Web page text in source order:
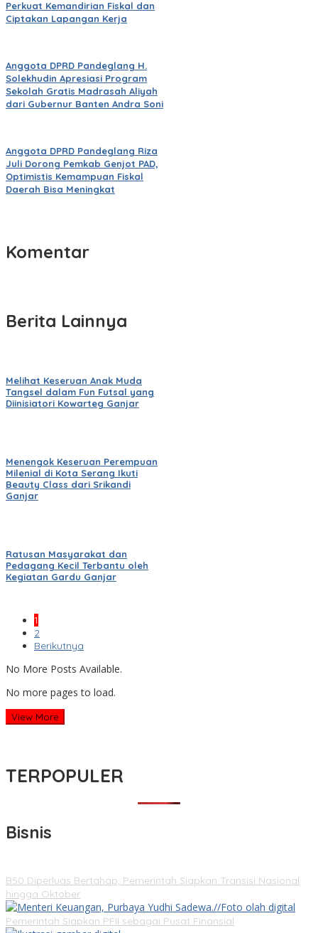
Perkuat Kemandirian Fiskal dan
Ciptakan Lapangan Kerja
Anggota DPRD Pandeglang H.
Solekhudin Apresiasi Program
Sekolah Gratis Madrasah Aliyah
dari Gubernur Banten Andra Soni
Anggota DPRD Pandeglang Riza
Juli Dorong Pemkab Genjot PAD,
Optimistis Kemampuan Fiskal
Daerah Bisa Meningkat
Komentar
Berita Lainnya
Melihat Keseruan Anak Muda
Tangsel dalam Fun Futsal yang
Diinisiatori Kowarteg Ganjar
Menengok Keseruan Perempuan
Milenial di Kota Serang Ikuti
Beauty Class dari Srikandi
Ganjar
Ratusan Masyarakat dan
Pedagang Kecil Terbantu oleh
Kegiatan Gardu Ganjar
1
2
Berikutnya
No More Posts Available.
No more pages to load.
View More
TERPOPULER
Bisnis
B50 Diperluas Bertahap, Pemerintah Siapkan Transisi Nasional
hingga Oktober
Pemerintah Siapkan PFII sebagai Pusat Finansial